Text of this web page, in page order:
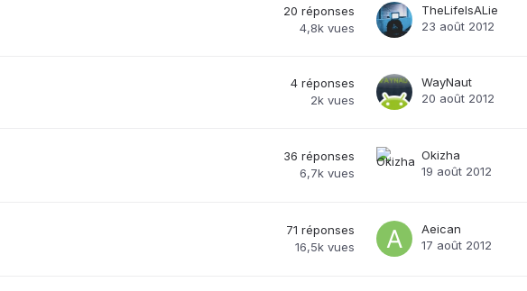
20 réponses
4,8k vues
TheLifeIsALie
23 août 2012
4 réponses
2k vues
WayNaut
20 août 2012
36 réponses
6,7k vues
Okizha
19 août 2012
71 réponses
16,5k vues
Aeican
17 août 2012